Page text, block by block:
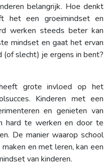
belangrijk. Hoe denkt
het een groeimindset en
werken steeds beter kan
mindset en gaat het ervan
slecht) je ergens in bent?
grote invloed op het
Kinderen met een
en genieten van
hard te werken en door te
De manier waarop school
en met leren, kan een
van kinderen.